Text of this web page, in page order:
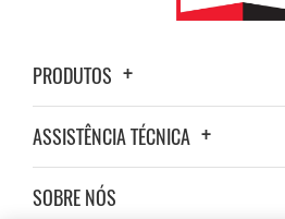
PRODUTOS
ASSISTÊNCIA TÉCNICA
SOBRE NÓS